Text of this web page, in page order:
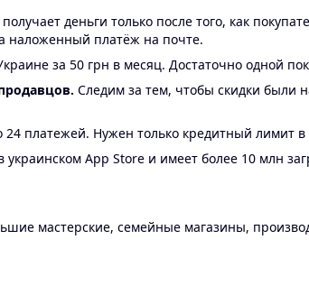
деньги только после того, как
наложенный платёж на почте.
за 50 грн в месяц. Достаточно одной
Следим за тем, чтобы скидки были
24 платежей. Нужен только кредитный лимит в
App Store и имеет более 10 млн
мастерские, семейные магазины,